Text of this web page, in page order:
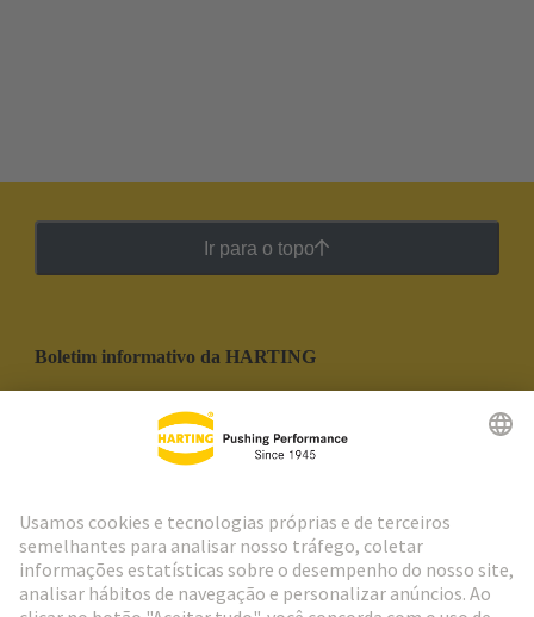
Ir para o topo
Boletim informativo da HARTING
Social Media